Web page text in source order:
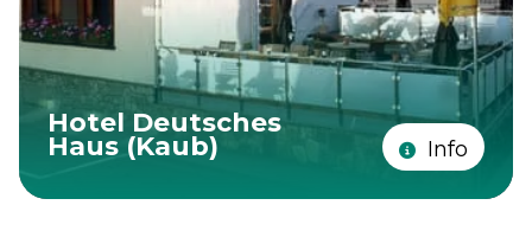
Hotel Deutsches
Haus (Kaub) Info